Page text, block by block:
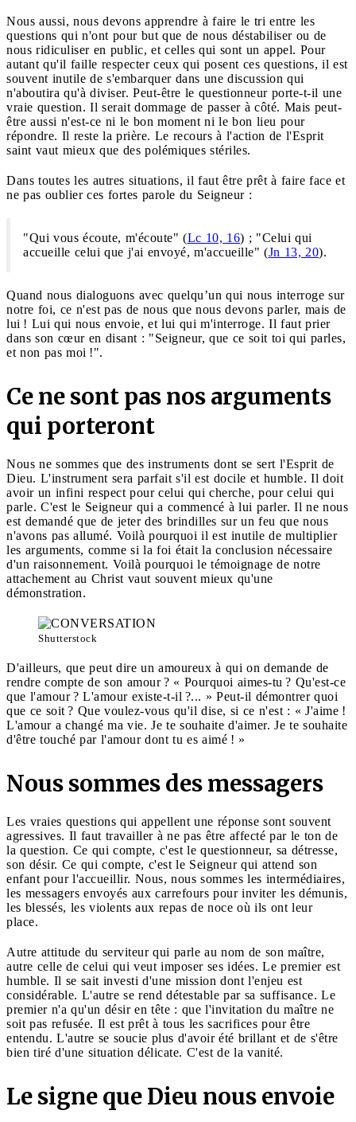
Nous aussi, nous devons apprendre à faire le tri entre les
questions qui n'ont pour but que de nous déstabiliser ou de
nous ridiculiser en public, et celles qui sont un appel. Pour
autant qu'il faille respecter ceux qui posent ces questions, il est
souvent inutile de s'embarquer dans une discussion qui
n'aboutira qu'à diviser. Peut-être le questionneur porte-t-il une
vraie question. Il serait dommage de passer à côté. Mais peut-
être aussi n'est-ce ni le bon moment ni le bon lieu pour
répondre. Il reste la prière. Le recours à l'action de l'Esprit
saint vaut mieux que des polémiques stériles.
Dans toutes les autres situations, il faut être prêt à faire face et
ne pas oublier ces fortes parole du Seigneur :
"Qui vous écoute, m'écoute" (Lc 10, 16) ; "Celui qui
accueille celui que j'ai envoyé, m'accueille" (Jn 13, 20).
Quand nous dialoguons avec quelqu’un qui nous interroge sur
notre foi, ce n'est pas de nous que nous devons parler, mais de
lui ! Lui qui nous envoie, et lui qui m'interroge. Il faut prier
dans son cœur en disant : "Seigneur, que ce soit toi qui parles,
et non pas moi !".
Ce ne sont pas nos arguments
qui porteront
Nous ne sommes que des instruments dont se sert l'Esprit de
Dieu. L'instrument sera parfait s'il est docile et humble. Il doit
avoir un infini respect pour celui qui cherche, pour celui qui
parle. C'est le Seigneur qui a commencé à lui parler. Il ne nous
est demandé que de jeter des brindilles sur un feu que nous
n'avons pas allumé. Voilà pourquoi il est inutile de multiplier
les arguments, comme si la foi était la conclusion nécessaire
d'un raisonnement. Voilà pourquoi le témoignage de notre
attachement au Christ vaut souvent mieux qu'une
démonstration.
Shutterstock
D'ailleurs, que peut dire un amoureux à qui on demande de
rendre compte de son amour ? « Pourquoi aimes-tu ? Qu'est-ce
que l'amour ? L'amour existe-t-il ?... » Peut-il démontrer quoi
que ce soit ? Que voulez-vous qu'il dise, si ce n'est : « J'aime !
L'amour a changé ma vie. Je te souhaite d'aimer. Je te souhaite
d'être touché par l'amour dont tu es aimé ! »
Nous sommes des messagers
Les vraies questions qui appellent une réponse sont souvent
agressives. Il faut travailler à ne pas être affecté par le ton de
la question. Ce qui compte, c'est le questionneur, sa détresse,
son désir. Ce qui compte, c'est le Seigneur qui attend son
enfant pour l'accueillir. Nous, nous sommes les intermédiaires,
les messagers envoyés aux carrefours pour inviter les démunis,
les blessés, les violents aux repas de noce où ils ont leur
place.
Autre attitude du serviteur qui parle au nom de son maître,
autre celle de celui qui veut imposer ses idées. Le premier est
humble. Il se sait investi d'une mission dont l'enjeu est
considérable. L'autre se rend détestable par sa suffisance. Le
premier n'a qu'un désir en tête : que l'invitation du maître ne
soit pas refusée. Il est prêt à tous les sacrifices pour être
entendu. L'autre se soucie plus d'avoir été brillant et de s'être
bien tiré d'une situation délicate. C'est de la vanité.
Le signe que Dieu nous envoie